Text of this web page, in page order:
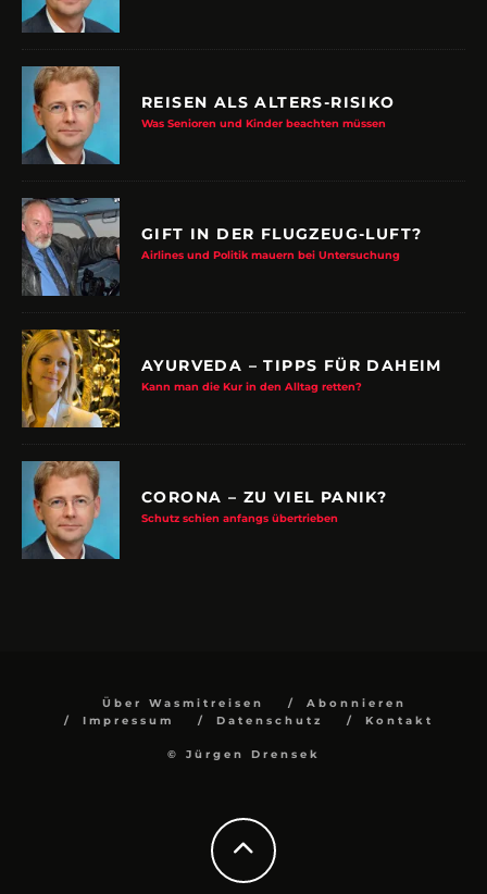
REISEN ALS ALTERS-RISIKO
Was Senioren und Kinder beachten müssen
GIFT IN DER FLUGZEUG-LUFT?
Airlines und Politik mauern bei Untersuchung
AYURVEDA – TIPPS FÜR DAHEIM
Kann man die Kur in den Alltag retten?
CORONA – ZU VIEL PANIK?
Schutz schien anfangs übertrieben
Über Wasmitreisen
Abonnieren
Impressum
Datenschutz Kontakt
© Jürgen Drensek